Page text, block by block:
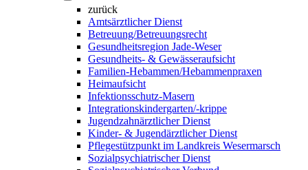
zurück
Amtsärztlicher Dienst
Betreuung/Betreuungsrecht
Gesundheitsregion Jade-Weser
Gesundheits- & Gewässeraufsicht
Familien-Hebammen/Hebammenpraxen
Heimaufsicht
Infektionsschutz-Masern
Integrationskindergarten/-krippe
Jugendzahnärztlicher Dienst
Kinder- & Jugendärztlicher Dienst
Pflegestützpunkt im Landkreis Wesermarsch
Sozialpsychiatrischer Dienst